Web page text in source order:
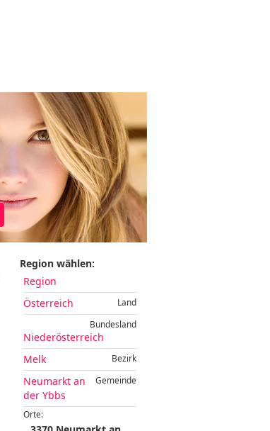
Region wählen:
Region
Land
Österreich
Bundesland
Niederösterreich
Bezirk
Melk
Gemeinde
Neumarkt an
der Ybbs
Orte: